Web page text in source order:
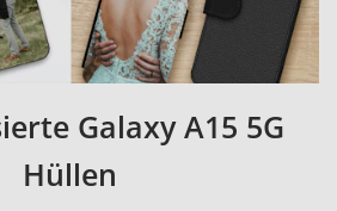
Galaxy A15 5G
Hüllen